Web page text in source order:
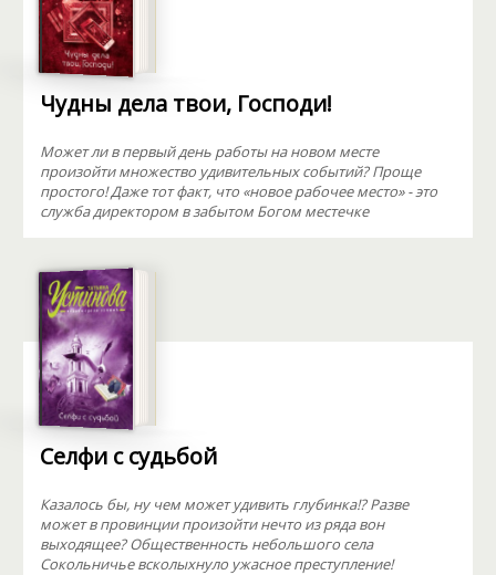
Чудны дела твои, Господи!
Может ли в первый день работы на новом месте
произойти множество удивительных событий? Проще
простого! Даже тот факт, что «новое рабочее место» - это
служба директором в забытом Богом местечке
Селфи с судьбой
Казалось бы, ну чем может удивить глубинка!? Разве
может в провинции произойти нечто из ряда вон
выходящее? Общественность небольшого села
Сокольничье всколыхнуло ужасное преступление!